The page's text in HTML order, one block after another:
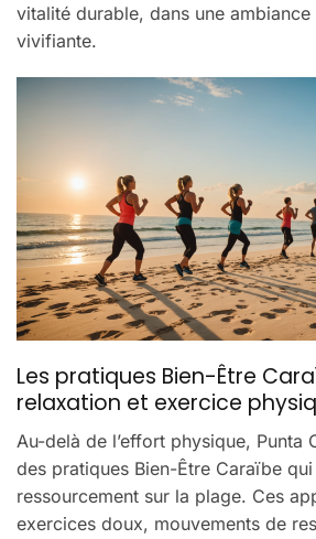
vitalité durable, dans une ambiance
vivifiante.
Les pratiques Bien-Être
relaxation et exercice
Au-delà de l’effort physique, Punta
des pratiques Bien-Être Caraïbe
ressourcement sur la plage. Ces
exercices doux, mouvements de